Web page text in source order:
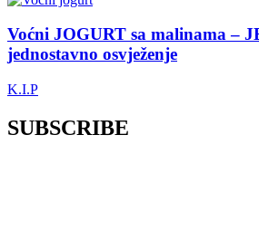
Voćni JOGURT sa malinama –
jednostavno osvježenje
K.I.P
SUBSCRIBE